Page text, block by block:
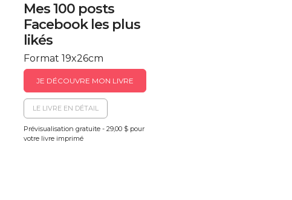
Mes 100 posts
Facebook les plus
likés
Format 19x26cm
JE DÉCOUVRE MON LIVRE
LE LIVRE EN DÉTAIL
Prévisualisation gratuite - 29,00 $ pour
votre livre imprimé